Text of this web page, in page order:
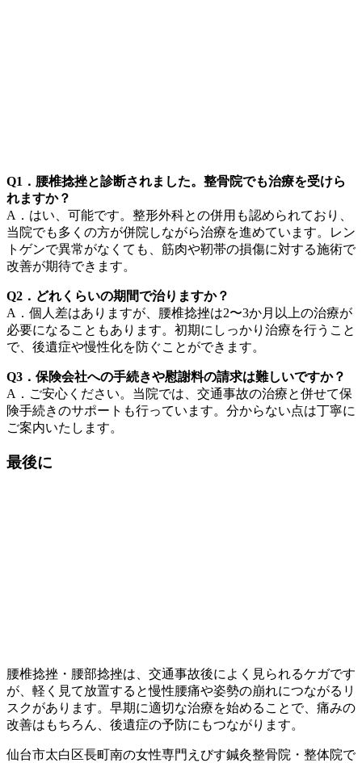
Q1．腰椎捻挫と診断されました。整骨院でも治療を受けら
れますか？
A．はい、可能です。整形外科との併用も認められており、
当院でも多くの方が併院しながら治療を進めています。レン
トゲンで異常がなくても、筋肉や靭帯の損傷に対する施術で
改善が期待できます。
Q2．どれくらいの期間で治りますか？
A．個人差はありますが、腰椎捻挫は2〜3か月以上の治療が
必要になることもあります。初期にしっかり治療を行うこと
で、後遺症や慢性化を防ぐことができます。
Q3．保険会社への手続きや慰謝料の請求は難しいですか？
A．ご安心ください。当院では、交通事故の治療と併せて保
険手続きのサポートも行っています。分からない点は丁寧に
ご案内いたします。
最後に
腰椎捻挫・腰部捻挫は、交通事故後によく見られるケガです
が、軽く見て放置すると慢性腰痛や姿勢の崩れにつながるリ
スクがあります。早期に適切な治療を始めることで、痛みの
改善はもちろん、後遺症の予防にもつながります。
仙台市太白区長町南の女性専門えびす鍼灸整骨院・整体院で